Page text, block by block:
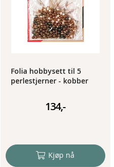
Folia hobbysett til 5
perlestjerner - kobber
134,-
Kjøp nå